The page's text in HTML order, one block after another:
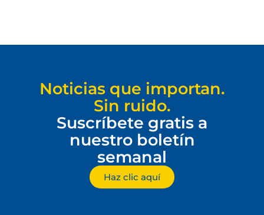
Noticias que importan.
Sin ruido.
Suscríbete gratis a
nuestro boletín
semanal
Haz clic aquí